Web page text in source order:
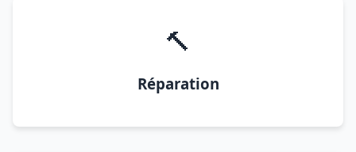
🔨
Réparation